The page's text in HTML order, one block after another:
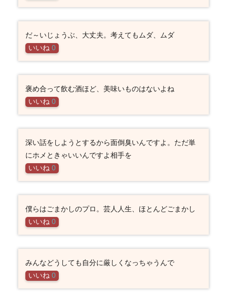
だ～いじょうぶ、大丈夫。考えてもムダ、ムダ
いいね 0
褒め合って飲む酒ほど、美味いものはないよね
いいね 0
深い話をしようとするから面倒臭いんですよ。ただ単
にホメときゃいいんですよ相手を
いいね 0
僕らはごまかしのプロ。芸人人生、ほとんどごまかし
いいね 0
みんなどうしても自分に厳しくなっちゃうんで
いいね 0